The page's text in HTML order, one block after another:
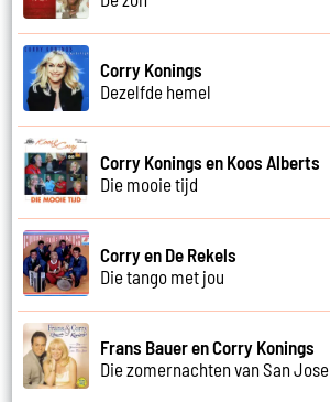
Corry Konings
Dezelfde hemel
Corry Konings en Koos Alberts
Die mooie tijd
Corry en De Rekels
Die tango met jou
Frans Bauer en Corry Konings
Die zomernachten van San Jose